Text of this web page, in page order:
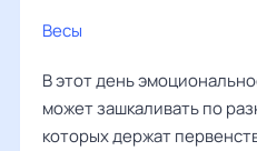
Весы
В этот день
может зашкаливать по
которых держат